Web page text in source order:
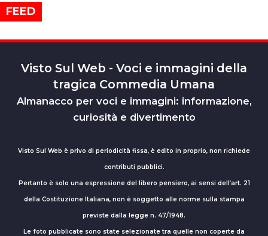
FEED
Visto Sul Web - Voci e immagini della
tragica Commedia Umana
Almanacco per voci e immagini: informazione,
curiosità e divertimento
Visto Sul Web è privo di periodicità fissa, è edito in proprio, non richiede
contributi pubblici.
Pertanto è solo una espressione del libero pensiero, ai sensi dell’art. 21
della Costituzione Italiana, non è soggetto alle norme sulla stampa
previste dalla legge n. 47/1948.
Le foto pubblicate sono state selezionate tra quelle non coperte da